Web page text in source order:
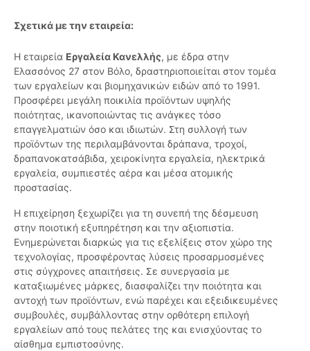
Σχετικά με την εταιρεία:
Η εταιρεία Εργαλεία Κανελλής, με έδρα στην
Ελασσόνος 27 στον Βόλο, δραστηριοποιείται στον τομέα
των εργαλείων και βιομηχανικών ειδών από το 1991.
Προσφέρει μεγάλη ποικιλία προϊόντων υψηλής
ποιότητας, ικανοποιώντας τις ανάγκες τόσο
επαγγελματιών όσο και ιδιωτών. Στη συλλογή των
προϊόντων της περιλαμβάνονται δράπανα, τροχοί,
δραπανοκατσάβιδα, χειροκίνητα εργαλεία, ηλεκτρικά
εργαλεία, συμπιεστές αέρα και μέσα ατομικής
προστασίας.
Η επιχείρηση ξεχωρίζει για τη συνεπή της δέσμευση
στην ποιοτική εξυπηρέτηση και την αξιοπιστία.
Ενημερώνεται διαρκώς για τις εξελίξεις στον χώρο της
τεχνολογίας, προσφέροντας λύσεις προσαρμοσμένες
στις σύγχρονες απαιτήσεις. Σε συνεργασία με
καταξιωμένες μάρκες, διασφαλίζει την ποιότητα και
αντοχή των προϊόντων, ενώ παρέχει και εξειδικευμένες
συμβουλές, συμβάλλοντας στην ορθότερη επιλογή
εργαλείων από τους πελάτες της και ενισχύοντας το
αίσθημα εμπιστοσύνης.